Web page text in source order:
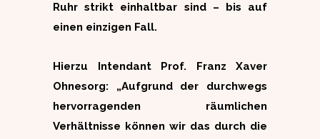
Ruhr strikt einhaltbar sind – bis auf
einen einzigen Fall.
Hierzu Intendant Prof. Franz Xaver
Ohnesorg: „Aufgrund der durchwegs
hervorragenden räumlichen
Verhältnisse können wir das durch die